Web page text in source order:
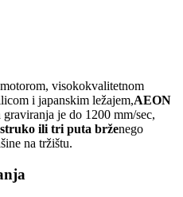
visokokvalitetnom
i japanskim ležajem,AEON
je do 1200 mm/sec,
ili tri puta brženego
na tržištu.